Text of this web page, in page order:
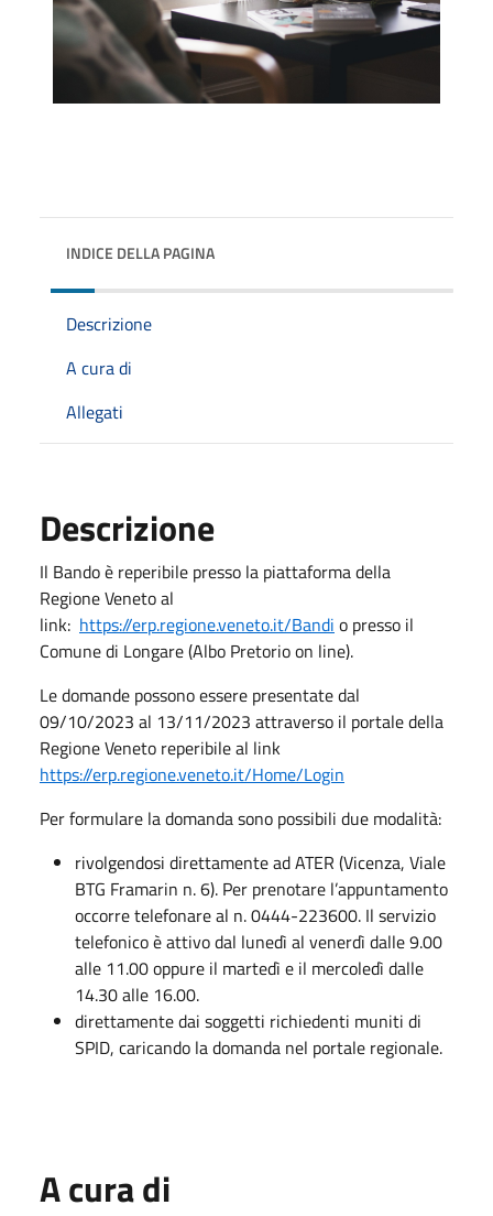
INDICE DELLA PAGINA
Descrizione
A cura di
Allegati
Descrizione
Il Bando è reperibile presso la piattaforma della
Regione Veneto al
link: https://erp.regione.veneto.it/Bandi o presso il
Comune di Longare (Albo Pretorio on line).
Le domande possono essere presentate dal
09/10/2023 al 13/11/2023 attraverso il portale della
Regione Veneto reperibile al link
https://erp.regione.veneto.it/Home/Login
Per formulare la domanda sono possibili due modalità:
rivolgendosi direttamente ad ATER (Vicenza, Viale
BTG Framarin n. 6). Per prenotare l’appuntamento
occorre telefonare al n. 0444-223600. Il servizio
telefonico è attivo dal lunedì al venerdì dalle 9.00
alle 11.00 oppure il martedì e il mercoledì dalle
14.30 alle 16.00.
direttamente dai soggetti richiedenti muniti di
SPID, caricando la domanda nel portale regionale.
A cura di